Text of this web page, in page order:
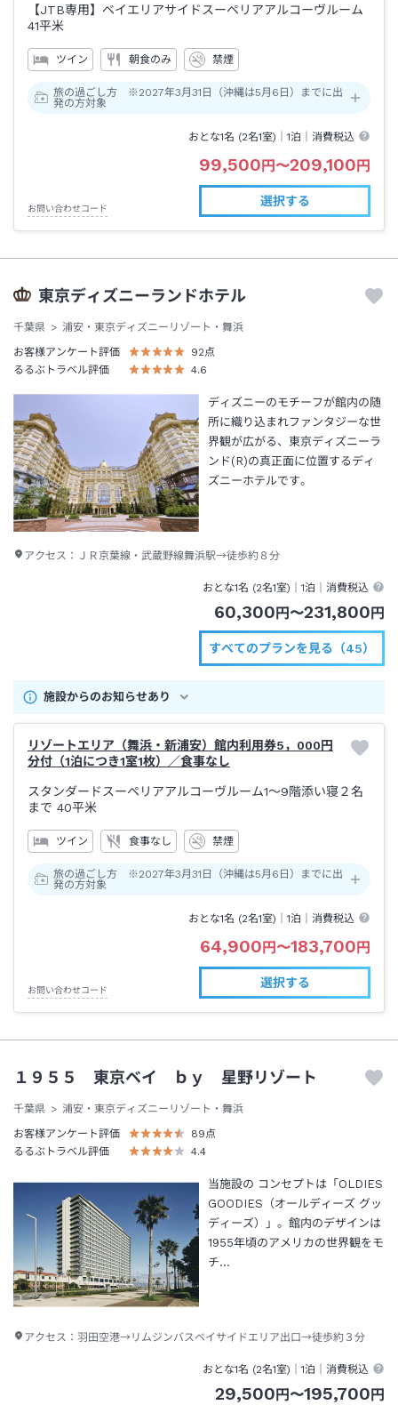
【JTB専用】ベイエリアサイドスーペリアアルコーヴルーム
41平米
ツイン 朝食のみ 禁煙
旅の過ごし方 ※2027年3月31日（沖縄は5月6日）までに出
発の方対象
おとな1名 (2名1室)｜1泊 ｜消費税込
99,500円〜209,100円
お問い合わせコード
選択する
東京ディズニーランドホテル
千葉県
浦安・東京ディズニーリゾート・舞浜
お客様アンケート評価
92点
るるぶトラベル評価
4.6
ディズニーのモチーフが館内の随
所に織り込まれファンタジーな世
界観が広がる、東京ディズニーラ
ンド(R)の真正面に位置するディ
ズニーホテルです。
アクセス： ＪＲ京葉線・武蔵野線舞浜駅→徒歩約８分
おとな1名 (2名1室)｜1泊 ｜消費税込
60,300円〜231,800円
すべてのプランを見る（45）
施設からのお知らせあり
リゾートエリア（舞浜・新浦安）館内利用券5，000円
分付（1泊につき1室1枚）／食事なし
スタンダードスーペリアアルコーヴルーム1～9階添い寝２名
まで 40平米
ツイン 食事なし 禁煙
旅の過ごし方 ※2027年3月31日（沖縄は5月6日）までに出
発の方対象
おとな1名 (2名1室)｜1泊 ｜消費税込
64,900円〜183,700円
お問い合わせコード
選択する
１９５５ 東京ベイ ｂｙ 星野リゾート
千葉県
浦安・東京ディズニーリゾート・舞浜
お客様アンケート評価
89点
るるぶトラベル評価
4.4
当施設の コンセプトは「OLDIES
GOODIES（オールディーズ グッ
ディーズ）」。館内のデザインは
1955年頃のアメリカの世界観をモ
チ…
アクセス： 羽田空港→リムジンバスベイサイドエリア出口→徒歩約３分
おとな1名 (2名1室)｜1泊 ｜消費税込
29,500円〜195,700円